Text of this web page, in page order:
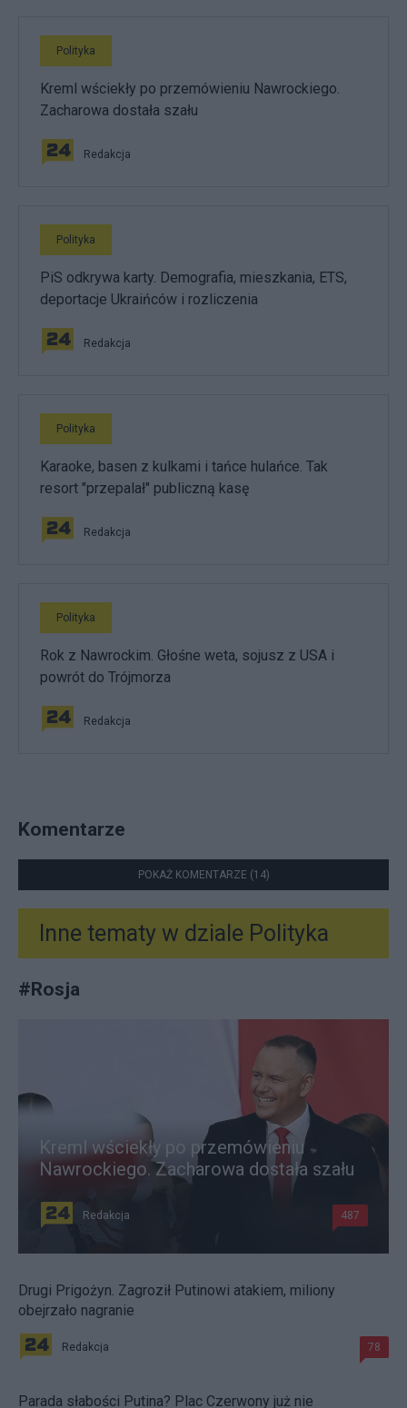
Polityka
Kreml wściekły po przemówieniu Nawrockiego.
Zacharowa dostała szału
Redakcja
Polityka
PiS odkrywa karty. Demografia, mieszkania, ETS,
deportacje Ukraińców i rozliczenia
Redakcja
Polityka
Karaoke, basen z kulkami i tańce hulańce. Tak
resort "przepalał" publiczną kasę
Redakcja
Polityka
Rok z Nawrockim. Głośne weta, sojusz z USA i
powrót do Trójmorza
Redakcja
Komentarze
POKAŻ KOMENTARZE (14)
Inne tematy w dziale Polityka
#Rosja
Kreml wściekły po przemówieniu
Nawrockiego. Zacharowa dostała szału
Redakcja 487
Drugi Prigożyn. Zagroził Putinowi atakiem, miliony
obejrzało nagranie
Redakcja 78
Parada słabości Putina? Plac Czerwony już nie